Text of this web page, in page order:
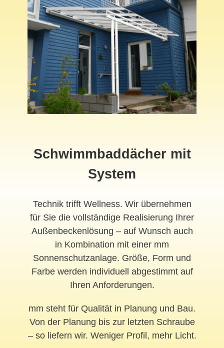
Schwimmbaddächer mit
System
Technik trifft Wellness. Wir übernehmen
für Sie die vollständige Realisierung Ihrer
Außenbeckenlösung – auf Wunsch auch
in Kombination mit einer mm
Sonnenschutzanlage. Größe, Form und
Farbe werden individuell abgestimmt auf
Ihren Anforderungen.
mm steht für Qualität in Planung und Bau.
Von der Planung bis zur letzten Schraube
– so liefern wir. Weniger Profil, mehr Licht.